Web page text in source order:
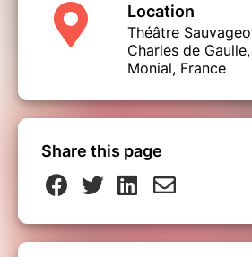
Location
Théâtre
Charles de
Monial, France
Share this page